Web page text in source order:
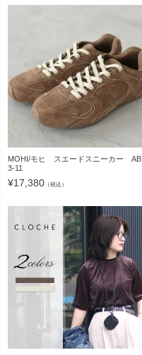
MOHI/モヒ スエードスニーカー
3-11
¥17,380 （税込）